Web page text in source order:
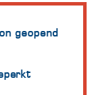
geopend